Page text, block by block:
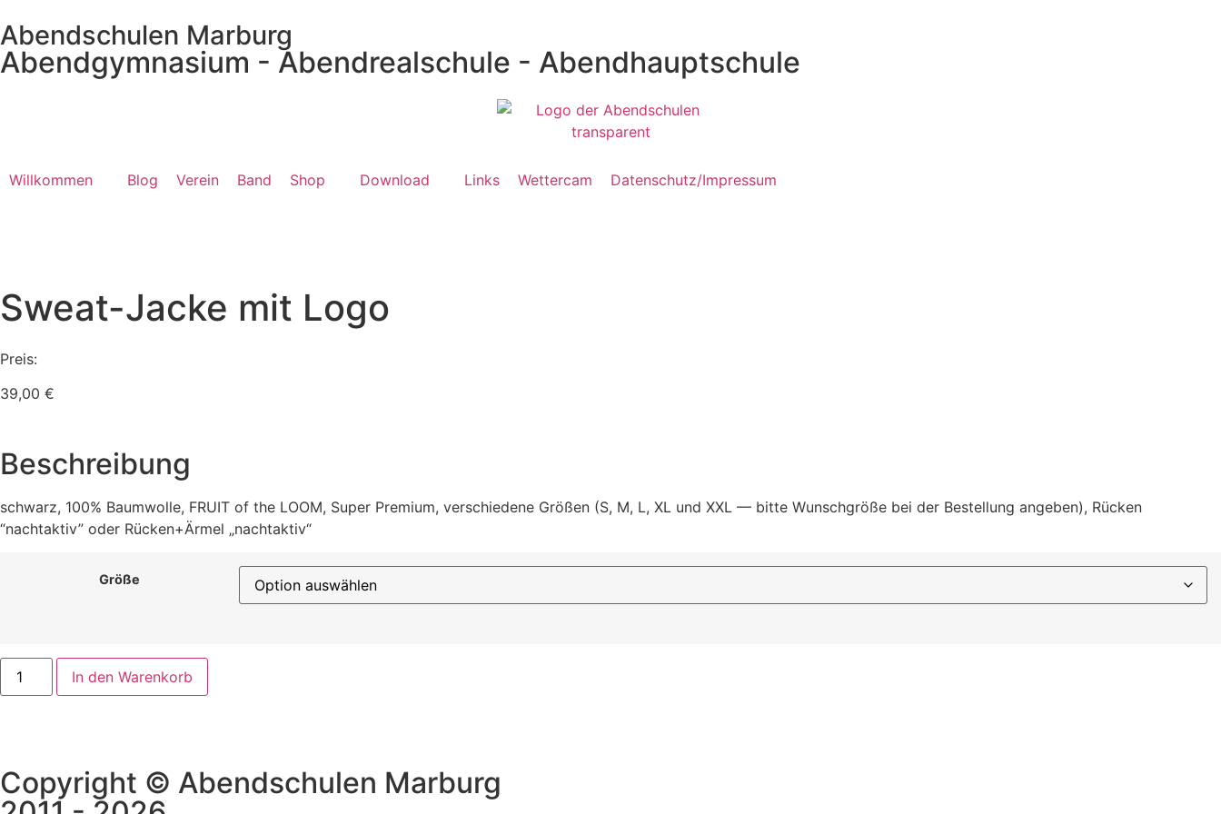
Abendschulen Marburg
Abendgymnasium - Abendrealschule - Abendhauptschule
Willkommen Blog Verein Band Shop Download Links Wettercam Datenschutz/Impressum
Sweat-Jacke mit Logo
Preis:
39,00 €
Beschreibung
schwarz, 100% Baumwolle, FRUIT of the LOOM, Super Premium, verschiedene Größen (S, M, L, XL und XXL — bitte Wunschgröße bei der Bestellung angeben), Rücken
“nachtaktiv” oder Rücken+Ärmel „nachtaktiv“
Größe
In den Warenkorb
Copyright © Abendschulen Marburg